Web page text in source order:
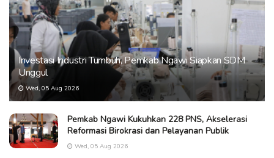
Investasi Industri Tumbuh, Pemkab Ngawi Siapkan SDM
Unggul
Wed, 05 Aug 2026
Pemkab Ngawi Kukuhkan 228 PNS, Akselerasi
Reformasi Birokrasi dan Pelayanan Publik
Wed, 05 Aug 2026